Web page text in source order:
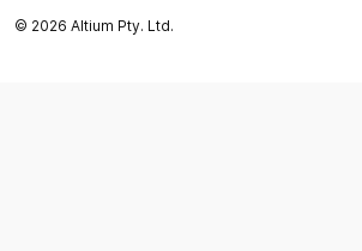
© 2026 Altium Pty. Ltd.